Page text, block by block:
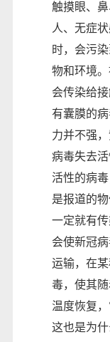
触摸眼、
人、无症
时，会污
物和环境
会传染给
有囊膜的
力并不强
病毒失去
活性的病
是报道的
一定就有
会使新冠
运输，在
毒，使其
温度恢复
这也是为